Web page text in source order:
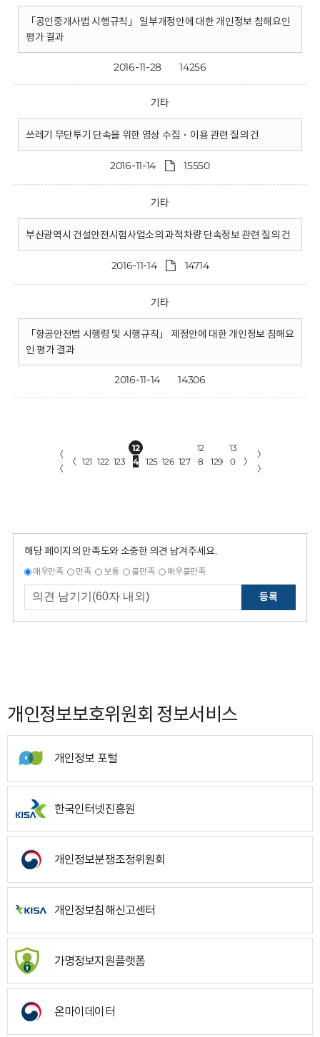
「공인중개사법 시행규칙」 일부개정안에 대한 개인정보 침해요인
평가 결과
2016-11-28 14256
기타
쓰레기 무단투기 단속을 위한 영상 수집・이용 관련 질의 건
2016-11-14 15550
기타
부산광역시 건설안전시험사업소의 과적차량 단속정보 관련 질의 건
2016-11-14 14714
기타
「항공안전법 시행령 및 시행규칙」 제정안에 대한 개인정보 침해요
인 평가 결과
2016-11-14 14306
〈
〈
〈 121 122 123
12
4
125 126 127
12
8
129
13
0
〉
〉
〉
해당 페이지의 만족도와 소중한 의견 남겨주세요.
매우만족 만족 보통 불만족 매우불만족
등록
개인정보보호위원회 정보서비스
개인정보 포털
한국인터넷진흥원
개인정보분쟁조정위원회
개인정보침해신고센터
가명정보지원플랫폼
온마이데이터